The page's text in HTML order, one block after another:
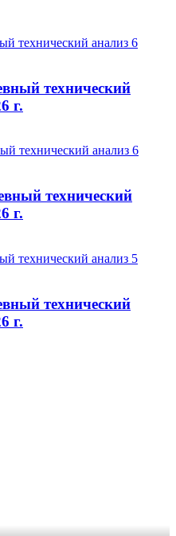
технический
г.
технический
г.
технический
г.